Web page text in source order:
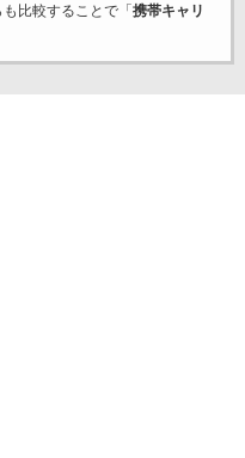
比較することで「 携帯キャリ